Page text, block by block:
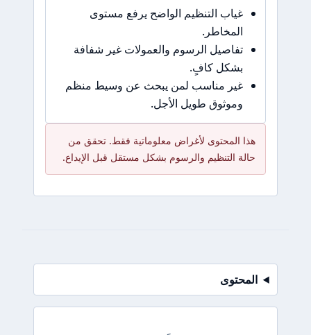
غياب التنظيم الواضح يرفع مستوى
المخاطر.
تفاصيل الرسوم والعمولات غير شفافة
بشكل كافٍ.
غير مناسب لمن يبحث عن وسيط منظم
وموثوق طويل الأجل.
هذا المحتوى لأغراض معلوماتية فقط. تحقق من
حالة التنظيم والرسوم بشكل مستقل قبل الإيداع.
المحتوى